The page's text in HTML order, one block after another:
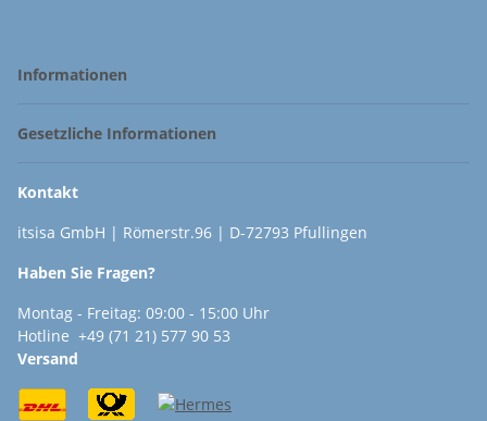
Informationen
Gesetzliche Informationen
Kontakt
itsisa GmbH | Römerstr.96 | D-72793 Pfullingen
Haben Sie Fragen?
Montag - Freitag: 09:00 - 15:00 Uhr
Hotline +49 (71 21) 577 90 53
Versand